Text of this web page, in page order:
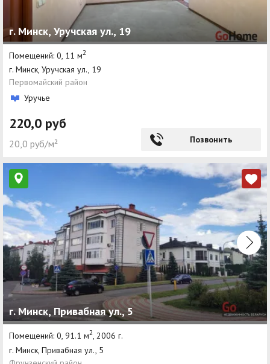
г. Минск, Уручская ул., 19
Помещений: 0, 11 м2
г. Минск, Уручская ул., 19
Первомайский район
Уручье
220,0 руб
20,0 руб/м² Позвонить
г. Минск, Привабная ул., 5
Помещений: 0, 91.1 м2, 2006 г.
г. Минск, Привабная ул., 5